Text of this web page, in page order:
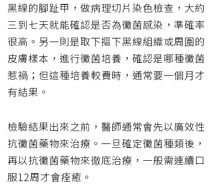
黑線的腳趾甲，做病理切片染色檢查，大約
三到七天就能確認是否為黴菌感染，準確率
很高。另一則是取下摳下黑線組織或周圍的
皮膚樣本，進行黴菌培養，確認是哪種黴菌
惹禍；但這種培養較費時，通常要一個月才
有結果。
檢驗結果出來之前，醫師通常會先以廣效性
抗黴菌藥物來治療。一旦確定黴菌種類後，
再以抗黴菌藥物來徹底治療，一般需連續口
服12周才會痊癒。